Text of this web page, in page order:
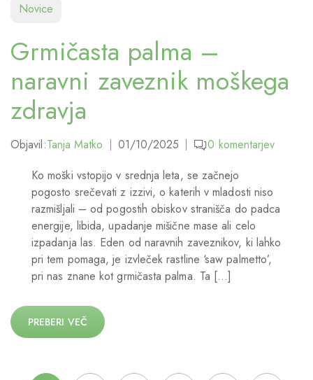
Novice
Grmičasta palma –
naravni zaveznik moškega
zdravja
Objavil:Tanja Matko 01/10/2025 0 komentarjev
Ko moški vstopijo v srednja leta, se začnejo
pogosto srečevati z izzivi, o katerih v mladosti niso
razmišljali – od pogostih obiskov stranišča do padca
energije, libida, upadanje mišične mase ali celo
izpadanja las. Eden od naravnih zaveznikov, ki lahko
pri tem pomaga, je izvleček rastline ‘saw palmetto’,
pri nas znane kot grmičasta palma. Ta […]
PREBERI VEČ